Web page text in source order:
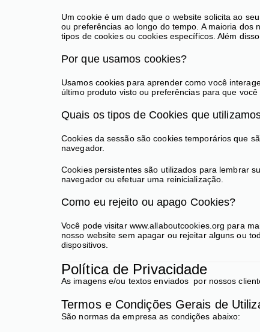
Um cookie é um dado que o website solicita ao
ou preferências ao longo do tempo. A maioria
tipos de cookies ou cookies específicos. Além
Por que usamos cookies?
Usamos cookies para aprender como você
último produto visto ou preferências para que
Quais os tipos de Cookies que
Cookies da sessão são cookies temporários que
navegador.
Cookies persistentes são utilizados para lembrar
navegador ou efetuar uma reinicialização.
Como eu rejeito ou apago Cookies?
Você pode visitar www.allaboutcookies.org para
nosso website sem apagar ou rejeitar alguns ou
dispositivos.
Política de Privacidade
As imagens e/ou textos enviados por nossos
Termos e Condições Gerais de
São normas da empresa as condições abaixo: